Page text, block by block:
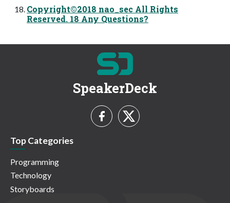
Copyright©2018 nao_sec All Rights
Reserved. 18 Any Questions?
SpeakerDeck
Top Categories
Programming
Technology
Storyboards